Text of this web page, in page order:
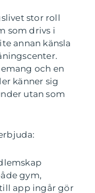
stor roll
som drivs i
annan känsla
och en
känner sig
utan som
gym,
app ingår gör